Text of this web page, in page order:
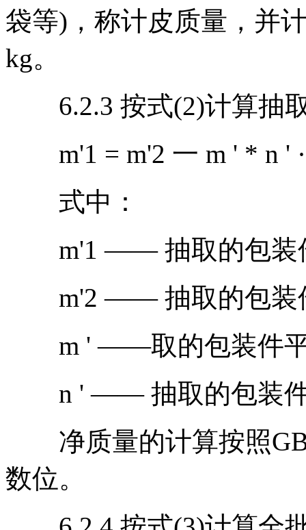
袋等)，称计皮质量，并
kg。
6.2.3 按式(2)计算抽
m'1 = m'2 一 m ' * n ' ···
式中：
m'1 —— 抽取的包装件
m'2 —— 抽取的包装件
m ' ——取的包装件平
n ' —— 抽取的包装件
净质量的计算按照GB/
数位。